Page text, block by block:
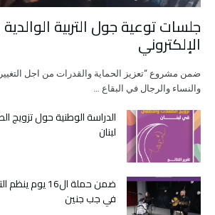
جلسات توعية جول التربية
الإلكتروني
ضمن مشروع “تعزيز الحماية والقدرات من اجل
والنساء والرجال في البقاع …
الدراسة الوطنية حول تزويج
لبنان
ضمن حملة
في جب جنين